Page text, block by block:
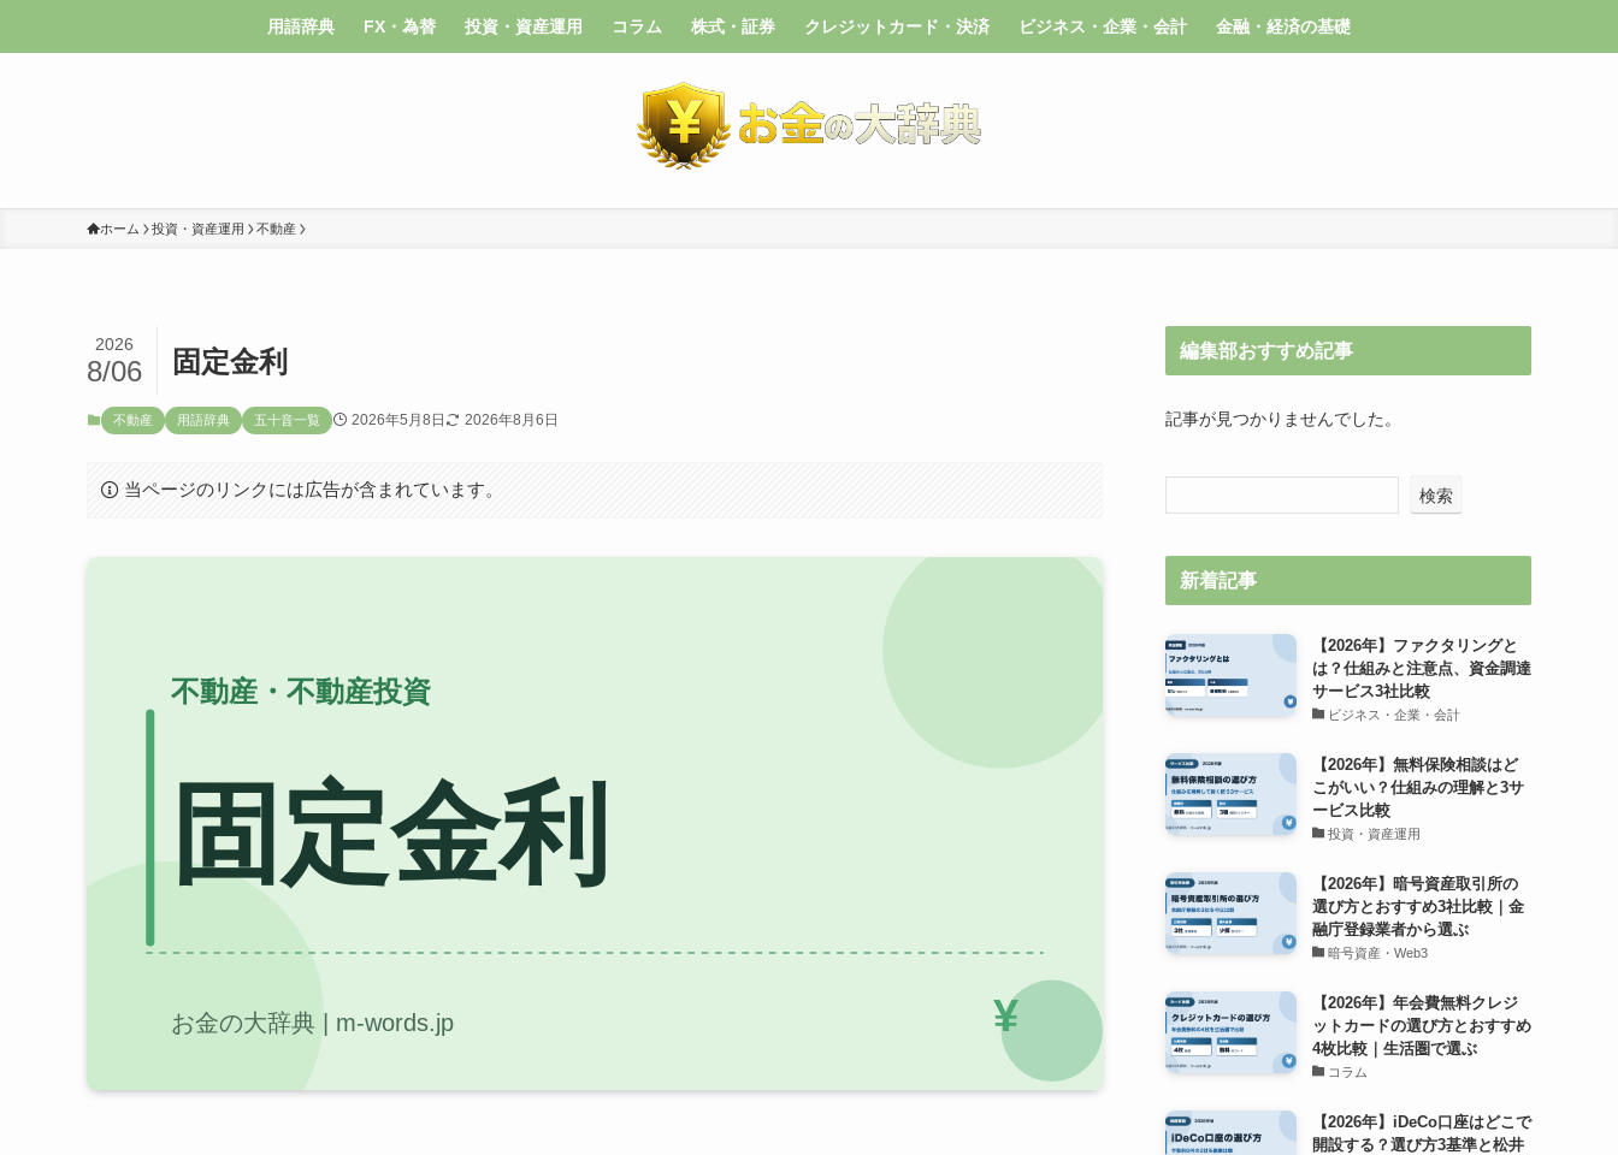
用語辞典 FX・為替 投資・資産運用 コラム 株式・証券 クレジットカード・決済 ビジネス・企業・会計 金融・経済の基礎
ホーム 投資・資産運用 不動産
固定金利
2026
8/06
不動産 用語辞典 五十音一覧 2026年5月8日 2026年8月6日
当ページのリンクには広告が含まれています。
編集部おすすめ記事
記事が見つかりませんでした。
検索
新着記事
【2026年】ファクタリングと
は？仕組みと注意点、資金調達
サービス3社比較
ビジネス・企業・会計
【2026年】無料保険相談はど
こがいい？仕組みの理解と3サ
ービス比較
投資・資産運用
【2026年】暗号資産取引所の
選び方とおすすめ3社比較｜金
融庁登録業者から選ぶ
暗号資産・Web3
【2026年】年会費無料クレジ
ットカードの選び方とおすすめ
4枚比較｜生活圏で選ぶ
コラム
【2026年】iDeCo口座はどこで
開設する？選び方3基準と松井